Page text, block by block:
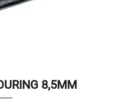
8,5MM